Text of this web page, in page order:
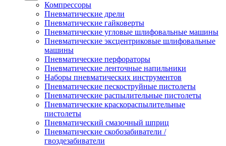
Компрессоры
Пневматические дрели
Пневматические гайковерты
Пневматические угловые шлифовальные машины
Пневматические эксцентриковые шлифовальные
машины
Пневматические перфораторы
Пневматические ленточные напильники
Наборы пневматических инструментов
Пневматические пескоструйные пистолеты
Пневматические распылительные пистолеты
Пневматические краскораспылительные
пистолеты
Пневматический смазочный шприц
Пневматические скобозабиватели /
гвоздезабиватели